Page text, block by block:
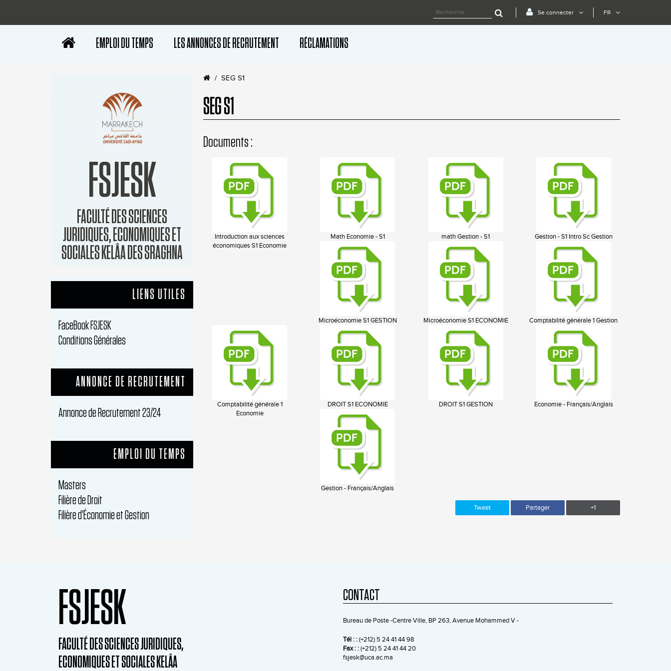
FR
Se connecter
EMPLOI DU TEMPS LES ANNONCES DE RECRUTEMENT RÉCLAMATIONS
FSJESK
FACULTÉ DES SCIENCES
JURIDIQUES, ECONOMIQUES ET
SOCIALES KELÂA DES SRAGHNA
LIENS UTILES
FaceBook FSJESK
Conditions Générales
ANNONCE DE RECRUTEMENT
Annonce de Recrutement 23/24
EMPLOI DU TEMPS
Masters
Filière de Droit
Filière d'Économie et Gestion
SEG S1
SEG S1
Documents :
Introduction aux sciences
économiques S1 Economie
Math Economie - S1 math Gestion - S1 Gestion - S1 Intro Sc Gestion
Microéconomie S1 GESTION Microéconomie S1 ECONOMIE Comptabilité générale 1 Gestion
Comptabilité générale 1
Economie
DROIT S1 ECONOMIE DROIT S1 GESTION Economie - Français/Anglais
Gestion - Français/Anglais
Tweet Partager +1
FSJESK
FACULTÉ DES SCIENCES JURIDIQUES,
ECONOMIQUES ET SOCIALES KELÂA
CONTACT
Bureau de Poste -Centre Ville, BP 263, Avenue Mohammed V -
Tél : :(+212) 5 24 41 44 98
Fax : :(+212) 5 24 41 44 20
fsjesk@uca.ac.ma